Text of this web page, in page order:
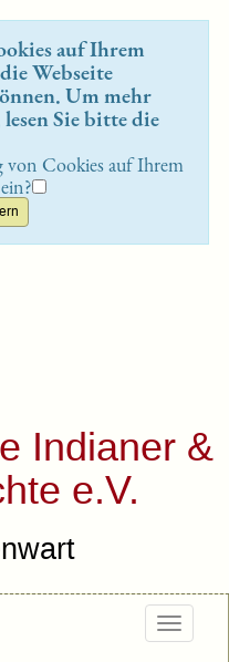
auf Ihrem
Webseite
Um mehr
Sie bitte die
von Cookies auf Ihrem
Indianer &
e.V.